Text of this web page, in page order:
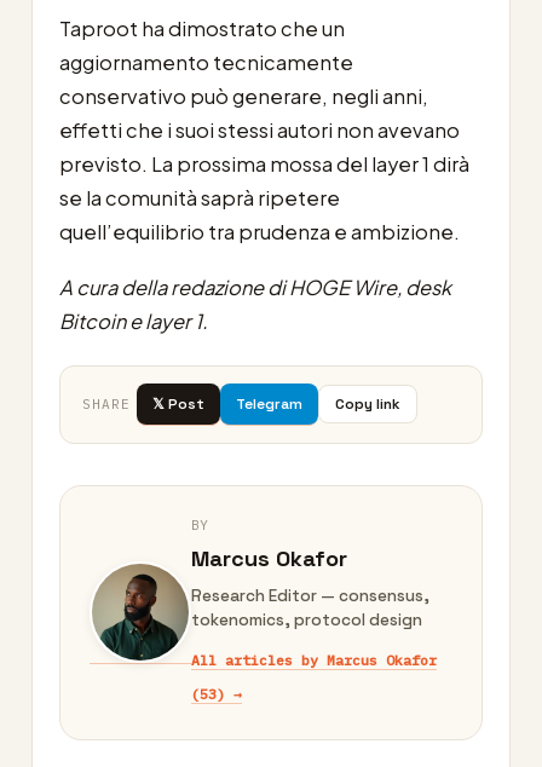
Taproot ha dimostrato che un
aggiornamento tecnicamente
conservativo può generare, negli anni,
effetti che i suoi stessi autori non avevano
previsto. La prossima mossa del layer 1 dirà
se la comunità saprà ripetere
quell’equilibrio tra prudenza e ambizione.
A cura della redazione di HOGE Wire, desk
Bitcoin e layer 1.
SHARE 𝕏 Post Telegram Copy link
BY
Marcus Okafor
Research Editor — consensus,
tokenomics, protocol design
All articles by Marcus Okafor
(53) →